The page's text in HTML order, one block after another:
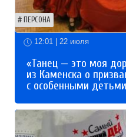
ПЕРСОНА
12:01 | 22 июля
«Танец — это моя
из Каменска о
с особенными детьми